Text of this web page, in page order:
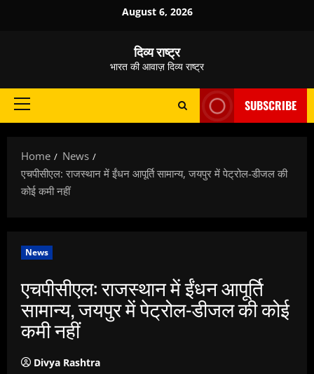
August 6, 2026
दिव्य राष्ट्र
भारत की आवाज़ दिव्य राष्ट्र
Primary
SUBSCRIBE
Home
News
एचपीसीएल: राजस्थान में ईंधन आपूर्ति सामान्य, जयपुर में पेट्रोल-डीजल की
कोई कमी नहीं
News
एचपीसीएल: राजस्थान में ईंधन आपूर्ति
सामान्य, जयपुर में पेट्रोल-डीजल की कोई
कमी नहीं
Divya Rashtra